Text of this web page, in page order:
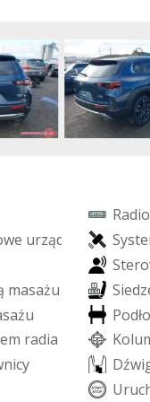
Radio
we urząd Syste
Stero
masażu Siedz
sażu Podło
em radia Kolu
nicy Dźwi
Uruc